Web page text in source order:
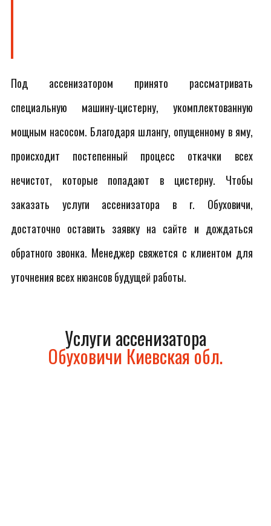
Под ассенизатором принято рассматривать
специальную машину-цистерну, укомплектованную
мощным насосом. Благодаря шлангу, опущенному в яму,
происходит постепенный процесс откачки всех
нечистот, которые попадают в цистерну. Чтобы
заказать услуги ассенизатора в г. Обуховичи,
достаточно оставить заявку на сайте и дождаться
обратного звонка. Менеджер свяжется с клиентом для
уточнения всех нюансов будущей работы.
Услуги ассенизатора
Обуховичи Киевская обл.